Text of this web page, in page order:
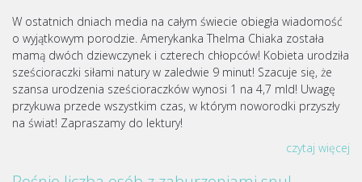
W ostatnich dniach media na całym świecie obiegła wiadomość
o wyjątkowym porodzie. Amerykanka Thelma Chiaka została
mamą dwóch dziewczynek i czterech chłopców! Kobieta urodziła
sześcioraczki siłami natury w zaledwie 9 minut! Szacuje się, że
szansa urodzenia sześcioraczków wynosi 1 na 4,7 mld! Uwagę
przykuwa przede wszystkim czas, w którym noworodki przyszły
na świat! Zapraszamy do lektury!
czytaj więcej